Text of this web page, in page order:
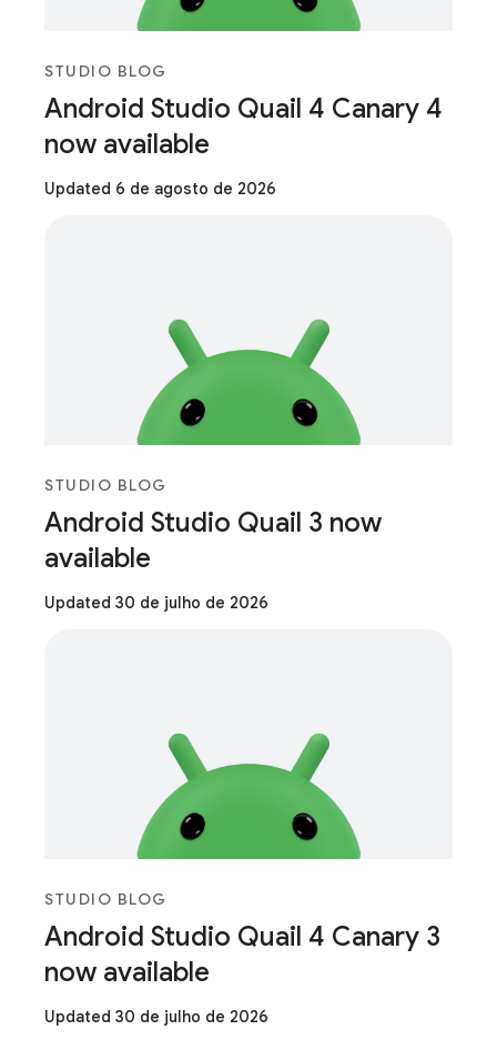
STUDIO BLOG
Android Studio Quail 4 Canary 4
now available
Updated 6 de agosto de 2026
STUDIO BLOG
Android Studio Quail 3 now
available
Updated 30 de julho de 2026
STUDIO BLOG
Android Studio Quail 4 Canary 3
now available
Updated 30 de julho de 2026